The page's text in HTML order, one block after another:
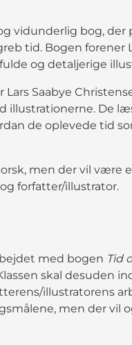
vidunderlig bog, der
tid. Bogen forener
og detaljerige
Saabye
illustrationerne. De
de oplevede tid
men der vil være
forfatter/illustrator.
med bogen Tid
skal desuden
illustratorens
men der vil